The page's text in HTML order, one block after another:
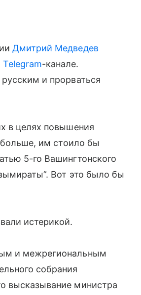
Дмитрий Медведев
Telegram-канале.
и прорваться
в целях повышения
им стоило бы
5-го Вашингтонского
Вот это было бы
истерикой.
и межрегиональным
собрания
высказывание министра